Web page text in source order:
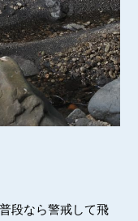
段なら警戒して飛